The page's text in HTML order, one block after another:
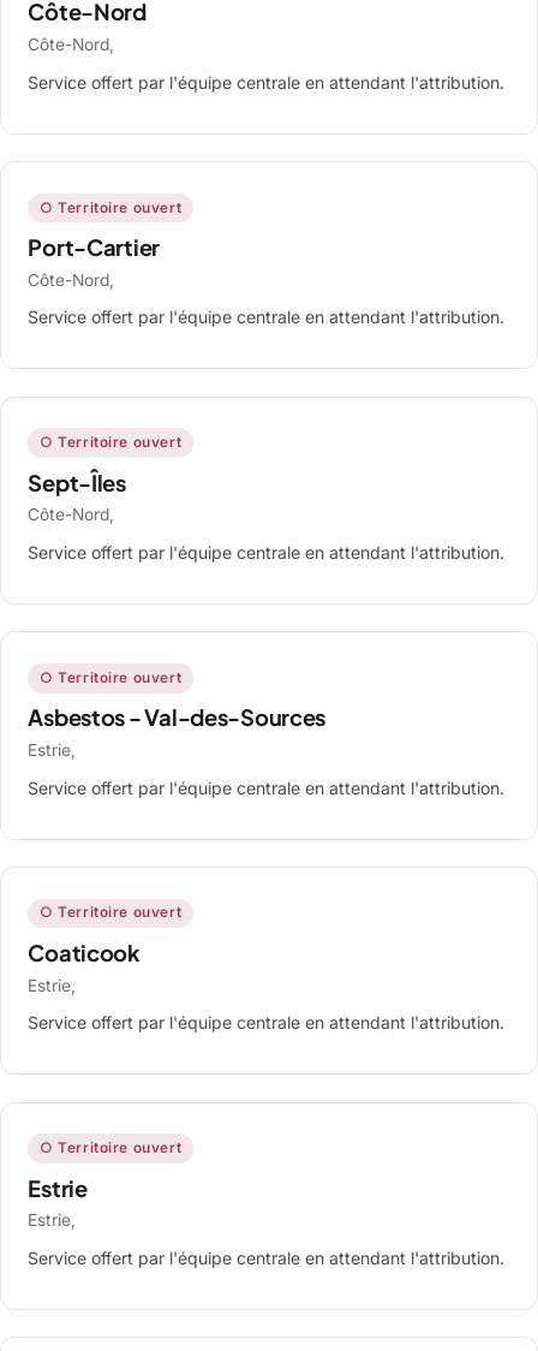
Côte-Nord
Côte-Nord,
Service offert par l'équipe centrale en attendant l'attribution.
○ Territoire ouvert
Port-Cartier
Côte-Nord,
Service offert par l'équipe centrale en attendant l'attribution.
○ Territoire ouvert
Sept-Îles
Côte-Nord,
Service offert par l'équipe centrale en attendant l'attribution.
○ Territoire ouvert
Asbestos - Val-des-Sources
Estrie,
Service offert par l'équipe centrale en attendant l'attribution.
○ Territoire ouvert
Coaticook
Estrie,
Service offert par l'équipe centrale en attendant l'attribution.
○ Territoire ouvert
Estrie
Estrie,
Service offert par l'équipe centrale en attendant l'attribution.